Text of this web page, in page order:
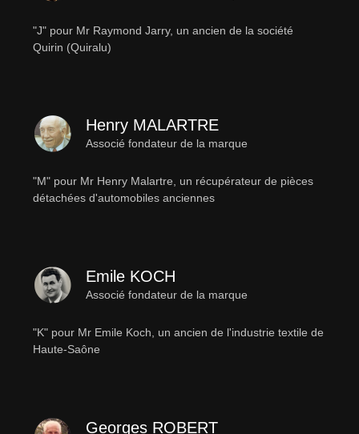
"J" pour Mr Raymond Jarry, un ancien de la société
Quirin (Quiralu)
Henry MALARTRE
Associé fondateur de la marque
"M" pour Mr Henry Malartre, un récupérateur de pièces
détachées d'automobiles anciennes
Emile KOCH
Associé fondateur de la marque
"K" pour Mr Emile Koch, un ancien de l'industrie textile de
Haute-Saône
Georges ROBERT